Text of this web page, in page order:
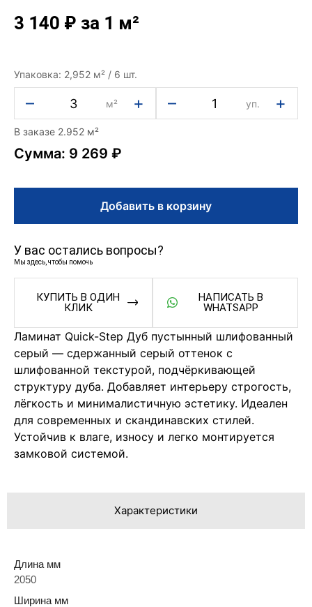
3 140 ₽ за 1 м²
Упаковка: 2,952 м² / 6 шт.
– м² + – уп. +
В заказе 2.952 м²
Сумма: 9 269 ₽
Добавить в корзину
У вас остались вопросы?
Мы здесь, чтобы помочь
КУПИТЬ В ОДИН
КЛИК
НАПИСАТЬ В
WHATSAPP
Ламинат Quick-Step Дуб пустынный шлифованный
серый — сдержанный серый оттенок с
шлифованной текстурой, подчёркивающей
структуру дуба. Добавляет интерьеру строгость,
лёгкость и минималистичную эстетику. Идеален
для современных и скандинавских стилей.
Устойчив к влаге, износу и легко монтируется
замковой системой.
Характеристики
Длина мм
2050
Ширина мм